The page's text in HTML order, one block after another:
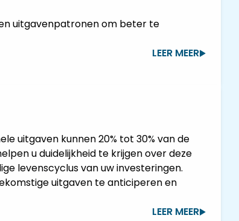
uitgavenpatronen om beter te
LEER MEER
uitgaven kunnen 20% tot 30% van de
u duidelijkheid te krijgen over deze
levenscyclus van uw investeringen.
uitgaven te anticiperen en
LEER MEER